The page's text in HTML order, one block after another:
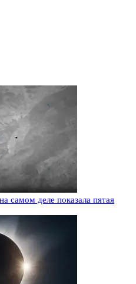
самом деле показала пятая